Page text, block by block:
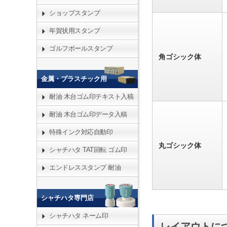
角ゴシック体
丸ゴシック体
ショップスタンプ
年賀状用スタンプ
ゴルフボールスタンプ
金属・プラスチック用
耐油 木台ゴム印テキスト入稿
耐油 木台ゴム印データ入稿
特殊インク対応自動印
シャチハタ TAT回転 ゴム印
エンドレススタンプ 耐油
シャチハタ専門店
シャチハタ ネーム印